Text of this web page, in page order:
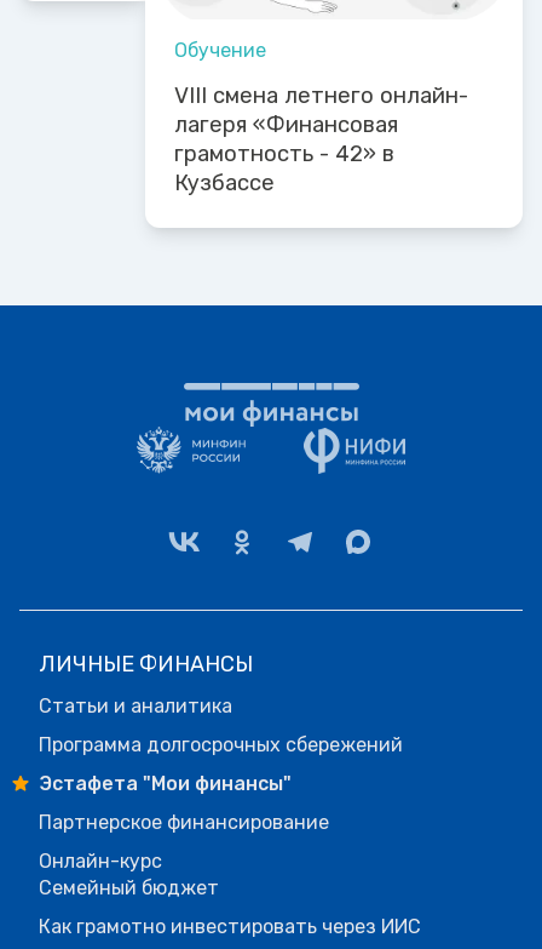
Обучение
VIII смена летнего онлайн-
лагеря «Финансовая
грамотность - 42» в
Кузбассе
ЛИЧНЫЕ ФИНАНСЫ
Статьи и аналитика
Программа долгосрочных сбережений
Эстафета "Мои финансы"
Партнерское финансирование
Онлайн-курс
Семейный бюджет
Как грамотно инвестировать через ИИС